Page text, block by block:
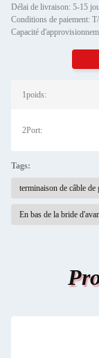
Délai de livraison: 5-15
Conditions de paiement:
Capacité
1poids:
2Port:
Tags:
terminaison de câble de
En bas de la bride